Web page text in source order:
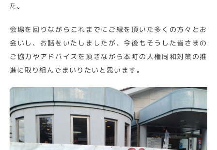
た。
会場を回りながらこれまでにご縁を頂いた多くの方々とお
会いし、お話をいたしましたが、今後もそうした皆さまの
ご協力やアドバイスを頂きながら本町の人権同和対策の推
進に取り組んでまいりたいと思います。